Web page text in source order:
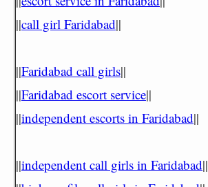
||call girl Faridabad||
||Faridabad call girls||
||Faridabad escort service||
||independent escorts in Faridabad||
||independent call girls in Faridabad||